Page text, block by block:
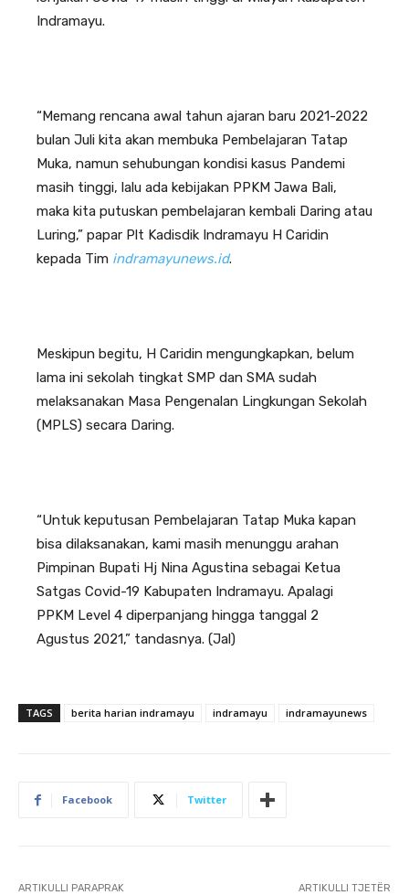
Indramayu.
“Memang rencana awal tahun ajaran baru 2021-2022
bulan Juli kita akan membuka Pembelajaran Tatap
Muka, namun sehubungan kondisi kasus Pandemi
masih tinggi, lalu ada kebijakan PPKM Jawa Bali,
maka kita putuskan pembelajaran kembali Daring atau
Luring,” papar Plt Kadisdik Indramayu H Caridin
kepada Tim indramayunews.id.
Meskipun begitu, H Caridin mengungkapkan, belum
lama ini sekolah tingkat SMP dan SMA sudah
melaksanakan Masa Pengenalan Lingkungan Sekolah
(MPLS) secara Daring.
“Untuk keputusan Pembelajaran Tatap Muka kapan
bisa dilaksanakan, kami masih menunggu arahan
Pimpinan Bupati Hj Nina Agustina sebagai Ketua
Satgas Covid-19 Kabupaten Indramayu. Apalagi
PPKM Level 4 diperpanjang hingga tanggal 2
Agustus 2021,” tandasnya. (Jal)
TAGS berita harian indramayu indramayu indramayunews
Facebook Twitter
ARTIKULLI PARAPRAK ARTIKULLI TJETËR